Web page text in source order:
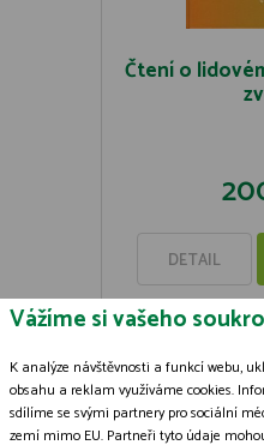
Čtení o
DETAIL
Zásady
Vážíme si vašeho
K analýze návštěvnosti a funkcí webu,
obsahu a reklam využíváme cookies.
sdílíme se svými partnery pro sociální
zemí mimo EU. Partneři tyto údaje